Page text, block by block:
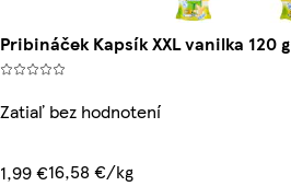
Pribináček Kapsík XXL vanilka 120 g
Zatiaľ bez hodnotení
1,99 €16,58 €/kg